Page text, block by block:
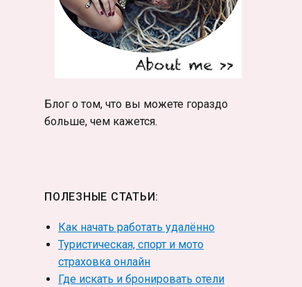
Блог о том, что вы можете гораздо
больше, чем кажется.
ПОЛЕЗНЫЕ СТАТЬИ:
Как начать работать удалённо
Туристическая, спорт и мото
страховка онлайн
Где искать и бронировать отели